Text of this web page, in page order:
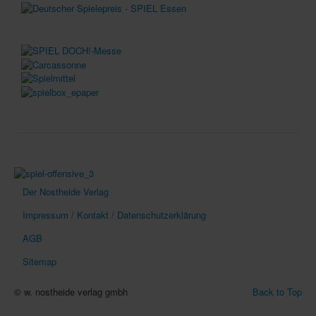
Der Nostheide Verlag
Impressum / Kontakt / Datenschutzerklärung
AGB
Sitemap
Back to Top
© w. nostheide verlag gmbh